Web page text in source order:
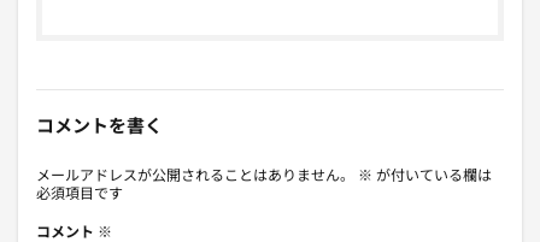
コメントを書く
メールアドレスが公開されることはありません。 ※ が付いている欄は
必須項目です
コメント ※